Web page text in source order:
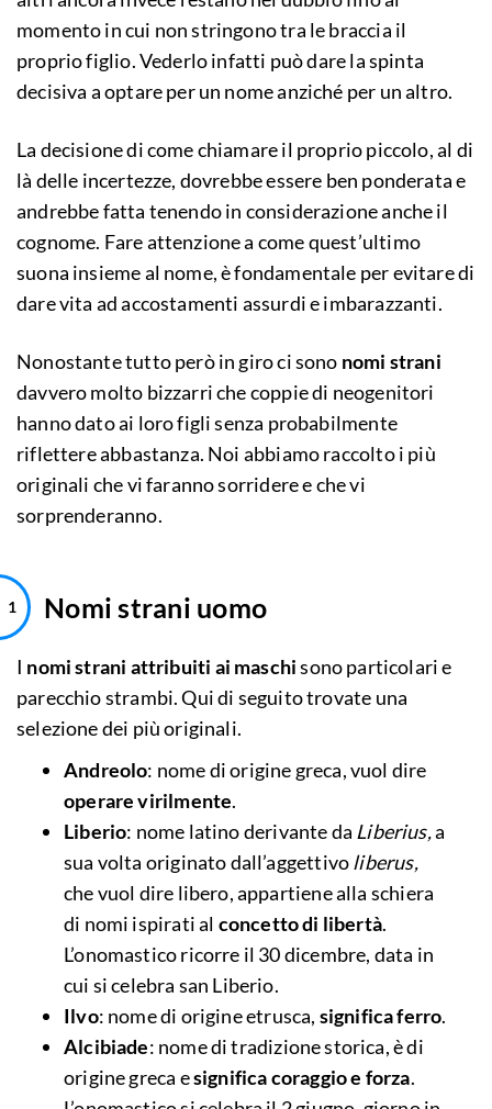
momento in cui non stringono tra le braccia il
proprio figlio. Vederlo infatti può dare la spinta
decisiva a optare per un nome anziché per un altro.
La decisione di come chiamare il proprio piccolo, al di
là delle incertezze, dovrebbe essere ben ponderata e
andrebbe fatta tenendo in considerazione anche il
cognome. Fare attenzione a come quest’ultimo
suona insieme al nome, è fondamentale per evitare di
dare vita ad accostamenti assurdi e imbarazzanti.
Nonostante tutto però in giro ci sono nomi strani
davvero molto bizzarri che coppie di neogenitori
hanno dato ai loro figli senza probabilmente
riflettere abbastanza. Noi abbiamo raccolto i più
originali che vi faranno sorridere e che vi
sorprenderanno.
Nomi strani uomo
I nomi strani attribuiti ai maschisono particolari e
parecchio strambi. Qui di seguito trovate una
selezione dei più originali.
Andreolo: nome di origine greca, vuol dire
operare virilmente.
Liberio: nome latino derivante da Liberius,a
sua volta originato dall’aggettivoliberus,
che vuol dire libero, appartiene alla schiera
di nomi ispirati al concetto di libertà.
L’onomastico ricorre il 30 dicembre, data in
cui si celebra san Liberio.
Ilvo: nome di origine etrusca, significa ferro.
Alcibiade: nome di tradizione storica, è di
origine greca esignifica coraggio e forza.